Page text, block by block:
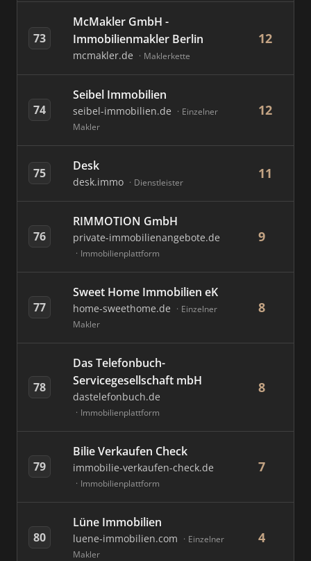
73
McMakler GmbH -
Immobilienmakler Berlin
mcmakler.de Maklerkette
12
74
Seibel Immobilien
seibel-immobilien.de
Einzelner
Makler
12
75 Desk
desk.immo Dienstleister
11
76
RIMMOTION GmbH
private-immobilienangebote.de
Immobilienplattform
9
77
Sweet Home Immobilien eK
home-sweethome.de
Einzelner
Makler
8
78
Das Telefonbuch-
Servicegesellschaft mbH
dastelefonbuch.de
Immobilienplattform
8
79
Bilie Verkaufen Check
immobilie-verkaufen-check.de
Immobilienplattform
7
80
Lüne Immobilien
luene-immobilien.com
Einzelner
Makler
4